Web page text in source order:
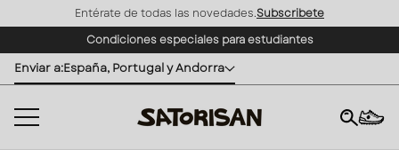
Ir al contenido
Entérate de todas las novedades.Subscribete
Condiciones especiales para estudiantes
Enviar a:España, Portugal y Andorra